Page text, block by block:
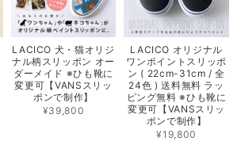
LACICO 犬・猫オリジ
ナル柄スリッポン オー
ダーメイド ※ひも靴に
変更可【VANSスリッ
ポンで制作】
¥39,800
LACICO オリジナル
ワンポイントスリッポ
ン ( 22cm-31cm / 全
24色 ) 送料無料 ラッ
ピング無料 ※ひも靴に
変更可【VANSスリッ
ポンで制作】
¥19,800